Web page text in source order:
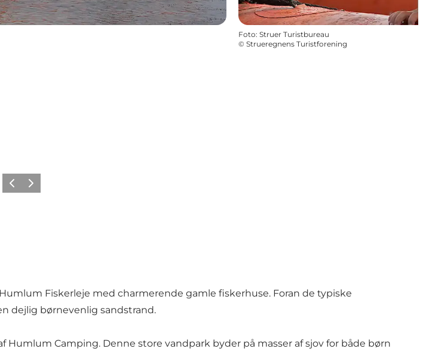
Foto: Struer Turistbureau
© Strueregnens Turistforening
ForrigeNæste
Fiskerleje med charmerende gamle fiskerhuse. Foran de typiske
dejlig børnevenlig sandstrand.
Camping. Denne store vandpark byder på masser af sjov for både børn